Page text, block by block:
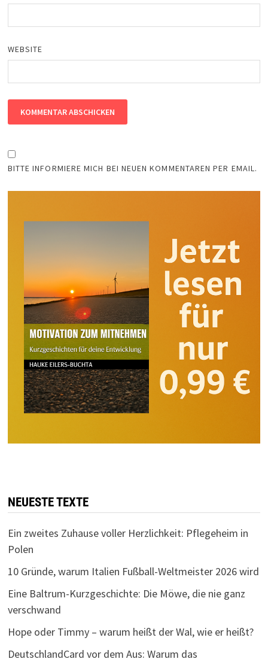
WEBSITE
BITTE INFORMIERE MICH BEI NEUEN KOMMENTAREN PER EMAIL.
NEUESTE TEXTE
Ein zweites Zuhause voller Herzlichkeit: Pflegeheim in
Polen
10 Gründe, warum Italien Fußball-Weltmeister 2026 wird
Eine Baltrum-Kurzgeschichte: Die Möwe, die nie ganz
verschwand
Hope oder Timmy – warum heißt der Wal, wie er heißt?
DeutschlandCard vor dem Aus: Warum das